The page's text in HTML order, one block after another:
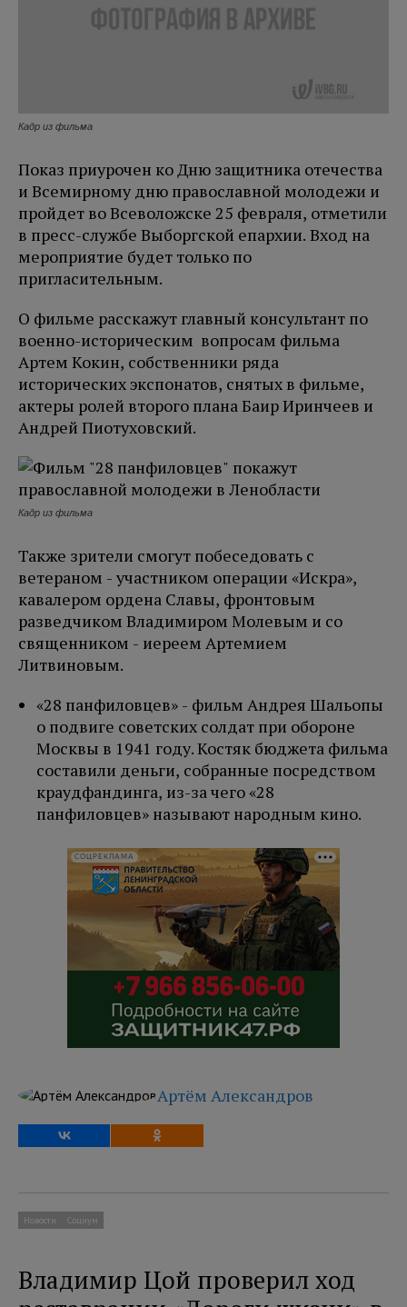
Кадр из фильма
Показ приурочен ко Дню защитника отечества
и Всемирному дню православной молодежи и
пройдет во Всеволожске 25 февраля, отметили
в пресс-службе Выборгской епархии. Вход на
мероприятие будет только по
пригласительным.
О фильме расскажут главный консультант по
военно-историческим вопросам фильма
Артем Кокин, собственники ряда
исторических экспонатов, снятых в фильме,
актеры ролей второго плана Баир Иринчеев и
Андрей Пиотуховский.
Кадр из фильма
Также зрители смогут побеседовать с
ветераном - участником операции «Искра»,
кавалером ордена Славы, фронтовым
разведчиком Владимиром Молевым и со
священником - иереем Артемием
Литвиновым.
«28 панфиловцев» - фильм Андрея Шальопы
о подвиге советских солдат при обороне
Москвы в 1941 году. Костяк бюджета фильма
составили деньги, собранные посредством
краудфандинга, из-за чего «28
панфиловцев» называют народным кино.
СОЦРЕКЛАМА
Артём Александров
Новости Социум
Владимир Цой проверил ход